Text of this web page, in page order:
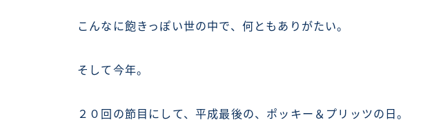
こんなに飽きっぽい世の中で、何ともありがたい。
そして今年。
２０回の節目にして、平成最後の、ポッキー＆プリッツの日。